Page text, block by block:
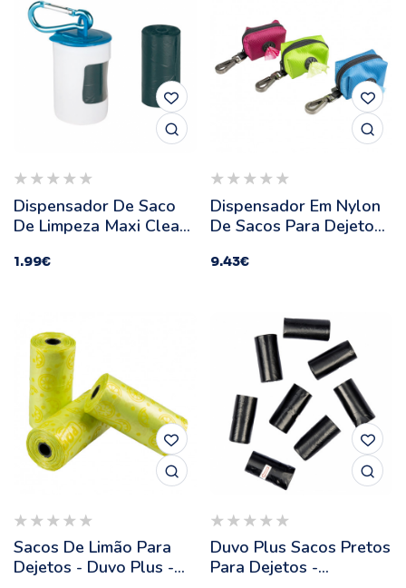
Dispensador De Saco
De Limpeza Maxi Clean
1.99€
Dispensador Em Nylon
De Sacos Para Dejetos
9.43€
Sacos De Limão Para
Dejetos - Duvo Plus -
Duvo Plus Sacos Pretos
Para Dejetos -